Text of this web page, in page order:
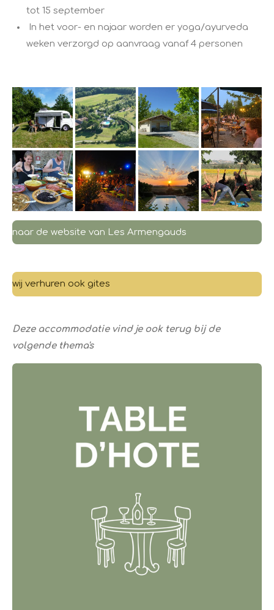
tot 15 september
In het voor- en najaar worden er yoga/ayurveda
weken verzorgd op aanvraag vanaf 4 personen
naar de website van Les Armengauds
wij verhuren ook gites
Deze accommodatie vind je ook terug bij de
volgende thema's